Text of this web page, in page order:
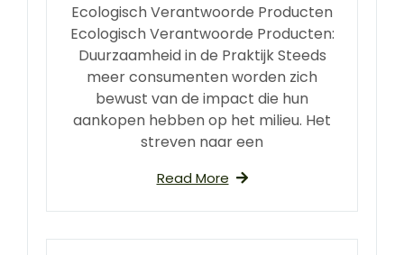
Ecologisch Verantwoorde Producten
Ecologisch Verantwoorde Producten:
Duurzaamheid in de Praktijk Steeds
meer consumenten worden zich
bewust van de impact die hun
aankopen hebben op het milieu. Het
streven naar een
Read More